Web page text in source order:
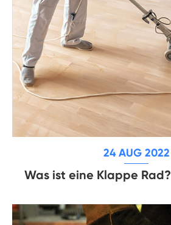
24 AUG 2022
Was ist eine Klappe Rad?